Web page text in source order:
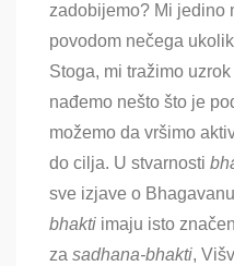
zadobijemo? Mi jedino
povodom nečega
Stoga, mi tražimo
nađemo nešto što je
možemo da vršimo
do cilja. U stvarnosti
sve izjave o
bhakti imaju isto
za sadhana-bhakti,